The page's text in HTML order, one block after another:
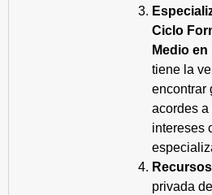
Ciclo
Medio
tiene la
encontrar
acordes
intereses
privada